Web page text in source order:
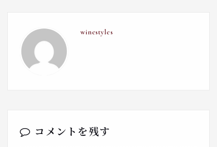
winestyles
コメントを残す